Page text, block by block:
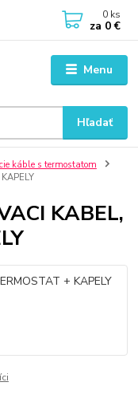
Menu
Hľadať
0 ks
za 0 €
káble s termostatom
KABEL,